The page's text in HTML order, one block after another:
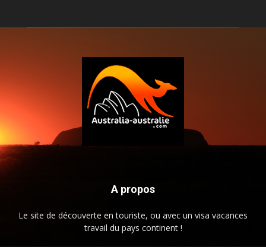
A propos
Le site de découverte en touriste, ou avec un visa vacances
travail du pays continent !